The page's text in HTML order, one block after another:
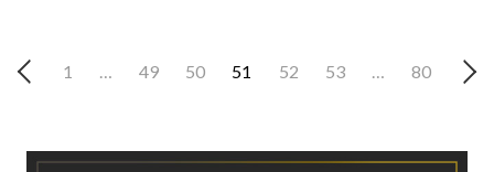
1 … 49 50 51 52 53 … 80